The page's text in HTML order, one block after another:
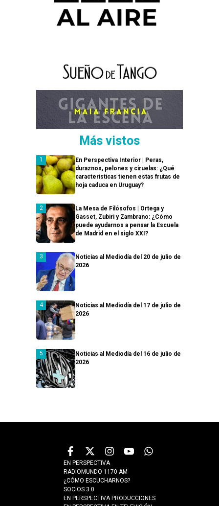
Más vistos
En Perspectiva Interior | Peras,
duraznos, pelones y ciruelas: ¿Qué
características tienen estas frutas de
hoja caduca en Uruguay?
La Mesa de Filósofos | Ortega y
Gasset, Zubiri y Zambrano: ¿Cómo
puede ayudarnos a pensar la Escuela
de Madrid en el siglo XXI?
Noticias al Mediodía del 20 de julio de
2026
Noticias al Mediodía del 17 de julio de
2026
Noticias al Mediodía del 16 de julio de
2026
EN PERSPECTIVA
RADIOMUNDO 1170 AM
¿CÓMO ESCUCHARNOS?
SOCIOS 3.0
EN PERSPECTIVA PRODUCCIONES